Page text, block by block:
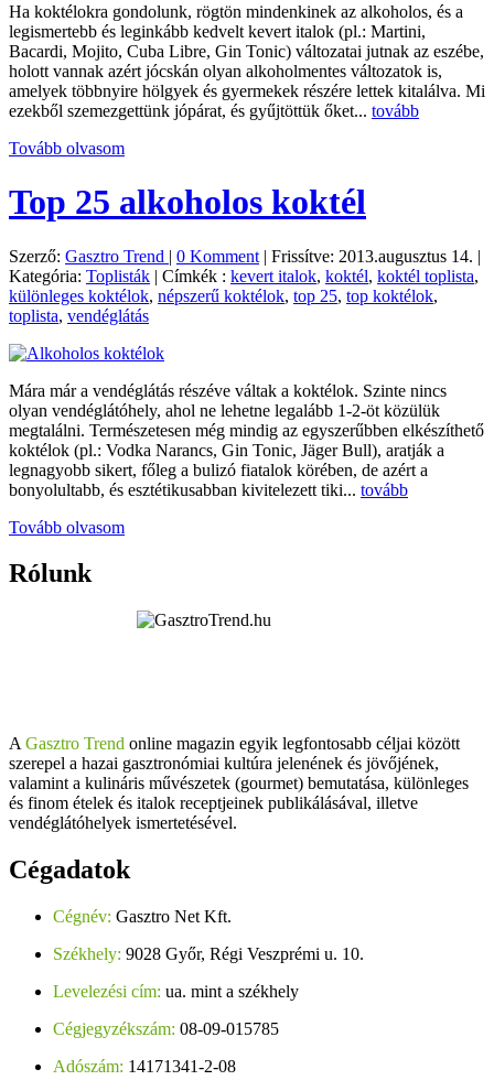
Ha koktélokra gondolunk, rögtön mindenkinek az alkoholos, és a
legismertebb és leginkább kedvelt kevert italok (pl.: Martini,
Bacardi, Mojito, Cuba Libre, Gin Tonic) változatai jutnak az eszébe,
holott vannak azért jócskán olyan alkoholmentes változatok is,
amelyek többnyire hölgyek és gyermekek részére lettek kitalálva. Mi
ezekből szemezgettünk jópárat, és gyűjtöttük őket... tovább
Tovább olvasom
Top 25 alkoholos koktél
Szerző: Gasztro Trend | 0 Komment | Frissítve: 2013.augusztus 14. |
Kategória: Toplisták | Címkék : kevert italok, koktél, koktél toplista,
különleges koktélok, népszerű koktélok, top 25, top koktélok,
toplista, vendéglátás
Mára már a vendéglátás részéve váltak a koktélok. Szinte nincs
olyan vendéglátóhely, ahol ne lehetne legalább 1-2-öt közülük
megtalálni. Természetesen még mindig az egyszerűbben elkészíthető
koktélok (pl.: Vodka Narancs, Gin Tonic, Jäger Bull), aratják a
legnagyobb sikert, főleg a bulizó fiatalok körében, de azért a
bonyolultabb, és esztétikusabban kivitelezett tiki... tovább
Tovább olvasom
Rólunk
A Gasztro Trend online magazin egyik legfontosabb céljai között
szerepel a hazai gasztronómiai kultúra jelenének és jövőjének,
valamint a kulináris művészetek (gourmet) bemutatása, különleges
és finom ételek és italok receptjeinek publikálásával, illetve
vendéglátóhelyek ismertetésével.
Cégadatok
Cégnév: Gasztro Net Kft.
Székhely: 9028 Győr, Régi Veszprémi u. 10.
Levelezési cím: ua. mint a székhely
Cégjegyzékszám: 08-09-015785
Adószám: 14171341-2-08